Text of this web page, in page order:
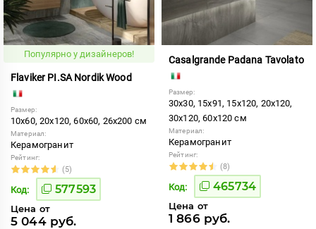
Популярно у дизайнеров!
Flaviker PI.SA Nordik Wood
Размер:
10x60, 20x120, 60x60, 26x200 см
Материал:
Керамогранит
Рейтинг:
(5)
Код: 577593
Цена от
5 044 руб.
Casalgrande Padana Tavolato
Размер:
30x30, 15x91, 15x120, 20x120,
30x120, 60x120 см
Материал:
Керамогранит
Рейтинг:
(8)
Код: 465734
Цена от
1 866 руб.